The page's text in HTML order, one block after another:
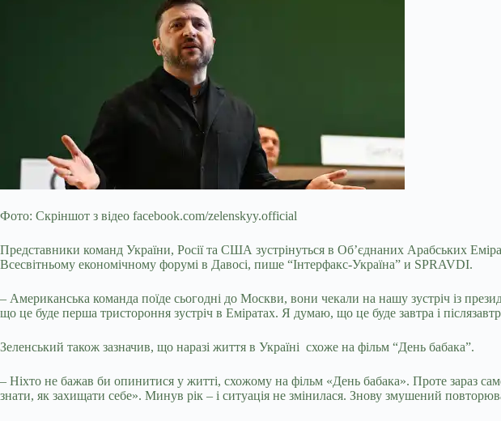
Фото: Скріншот з відео facebook.com/zelenskyy.official
Представники команд України, Росії та США зустрінуться в Об’єднаних Арабських
Всесвітньому економічному форумі в Давосі, пише “Інтерфакс-Україна” и SPRAVDI.
– Американська команда поїде сьогодні до Москви, вони чекали на нашу зустріч із
що це буде перша тристороння зустріч в Еміратах. Я думаю, що це буде завтра і
Зеленський також зазначив, що наразі життя в Україні схоже на фільм “День бабака”.
– Ніхто не бажав би опинитися у житті, схожому на фільм «День бабака». Проте зараз
знати, як захищати себе». Минув рік – і ситуація не змінилася. Знову змушений